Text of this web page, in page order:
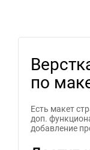
по
Есть макет
доп.
добавление